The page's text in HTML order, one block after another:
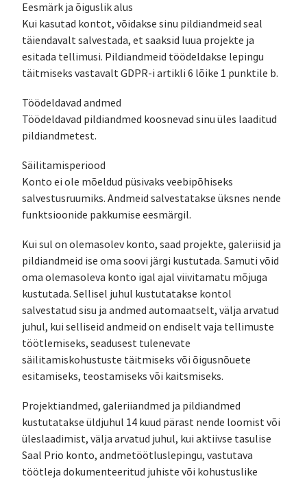
Eesmärk ja õiguslik alus
Kui kasutad kontot, võidakse sinu pildiandmeid seal
täiendavalt salvestada, et saaksid luua projekte ja
esitada tellimusi. Pildiandmeid töödeldakse lepingu
täitmiseks vastavalt GDPR-i artikli 6 lõike 1 punktile b.
Töödeldavad andmed
Töödeldavad pildiandmed koosnevad sinu üles laaditud
pildiandmetest.
Säilitamisperiood
Konto ei ole mõeldud püsivaks veebipõhiseks
salvestusruumiks. Andmeid salvestatakse üksnes nende
funktsioonide pakkumise eesmärgil.
Kui sul on olemasolev konto, saad projekte, galeriisid ja
pildiandmeid ise oma soovi järgi kustutada. Samuti võid
oma olemasoleva konto igal ajal viivitamatu mõjuga
kustutada. Sellisel juhul kustutatakse kontol
salvestatud sisu ja andmed automaatselt, välja arvatud
juhul, kui selliseid andmeid on endiselt vaja tellimuste
töötlemiseks, seadusest tulenevate
säilitamiskohustuste täitmiseks või õigusnõuete
esitamiseks, teostamiseks või kaitsmiseks.
Projektiandmed, galeriiandmed ja pildiandmed
kustutatakse üldjuhul 14 kuud pärast nende loomist või
üleslaadimist, välja arvatud juhul, kui aktiivse tasulise
Saal Prio konto, andmetöötluslepingu, vastutava
töötleja dokumenteeritud juhiste või kohustuslike